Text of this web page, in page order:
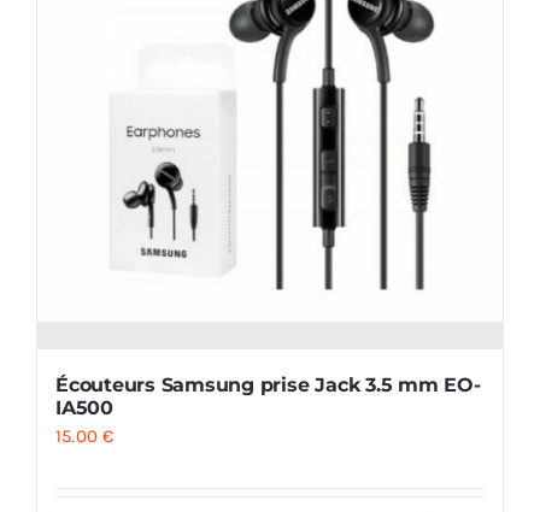
Écouteurs Samsung prise Jack 3.5 mm EO-
IA500
15.00€